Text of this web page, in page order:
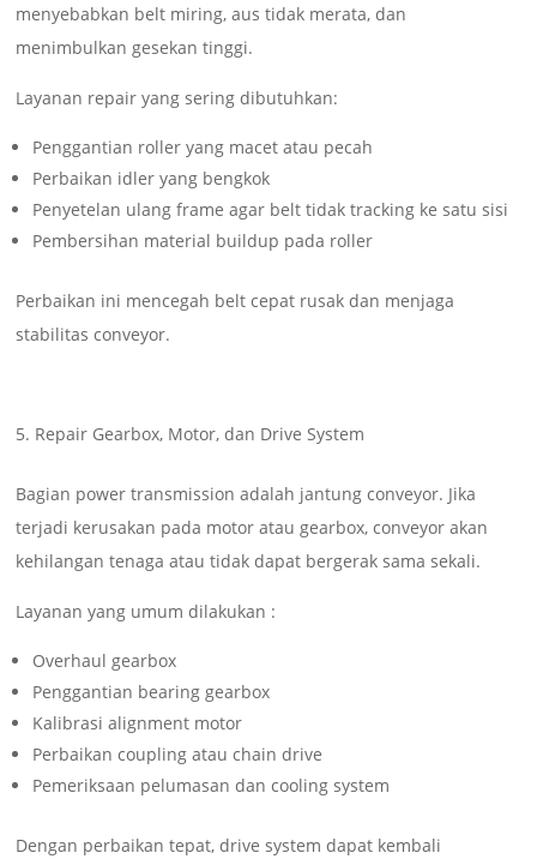
menyebabkan belt miring, aus tidak merata, dan
menimbulkan gesekan tinggi.
Layanan repair yang sering dibutuhkan:
Penggantian roller yang macet atau pecah
Perbaikan idler yang bengkok
Penyetelan ulang frame agar belt tidak tracking ke satu sisi
Pembersihan material buildup pada roller
Perbaikan ini mencegah belt cepat rusak dan menjaga
stabilitas conveyor.
Repair Gearbox, Motor, dan Drive System
Bagian power transmission adalah jantung conveyor. Jika
terjadi kerusakan pada motor atau gearbox, conveyor akan
kehilangan tenaga atau tidak dapat bergerak sama sekali.
Layanan yang umum dilakukan :
Overhaul gearbox
Penggantian bearing gearbox
Kalibrasi alignment motor
Perbaikan coupling atau chain drive
Pemeriksaan pelumasan dan cooling system
Dengan perbaikan tepat, drive system dapat kembali